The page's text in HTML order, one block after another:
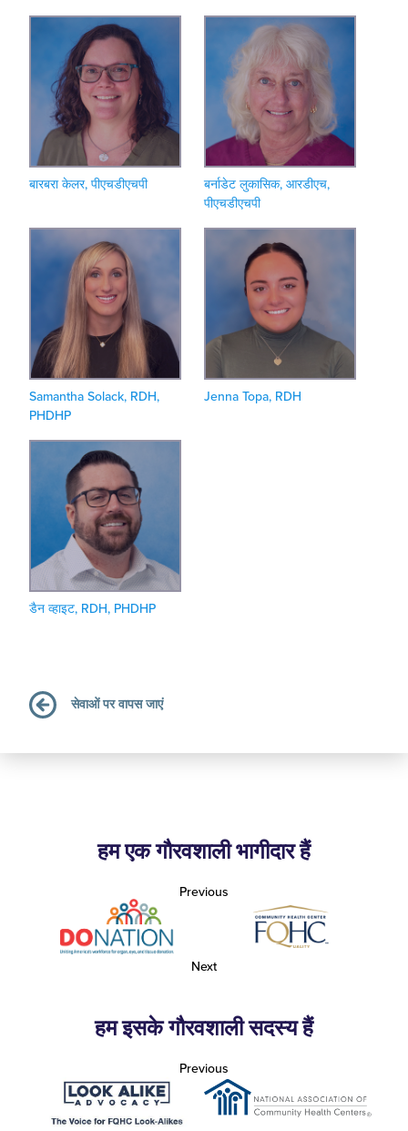
बारबरा केलर, पीएचडीएचपी
बर्नाडेट लुकासिक, आरडीएच,
पीएचडीएचपी
Samantha Solack, RDH,
PHDHP
Jenna Topa, RDH
डैन व्हाइट, RDH, PHDHP
सेवाओं पर वापस जाएं
हम एक गौरवशाली भागीदार हैं
Previous
Next
हम इसके गौरवशाली सदस्य हैं
Previous